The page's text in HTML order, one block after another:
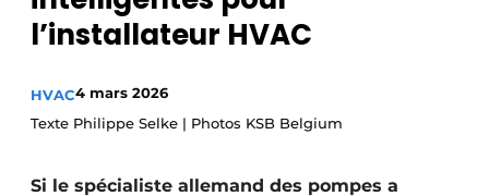
S’inscrire à l’événement
Termes et conditions
Video’s
l’installateur HVAC
HVAC4 mars 2026
Texte Philippe Selke | Photos KSB Belgium
Si le spécialiste allemand des pompes a